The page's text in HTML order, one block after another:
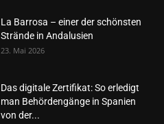
La Barrosa – einer der schönsten
Strände in Andalusien
23. Mai 2026
Das digitale Zertifikat: So erledigt
man Behördengänge in Spanien
von der...